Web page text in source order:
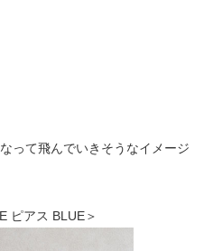
って飛んでいきそうなイメージ
ピアス BLUE＞